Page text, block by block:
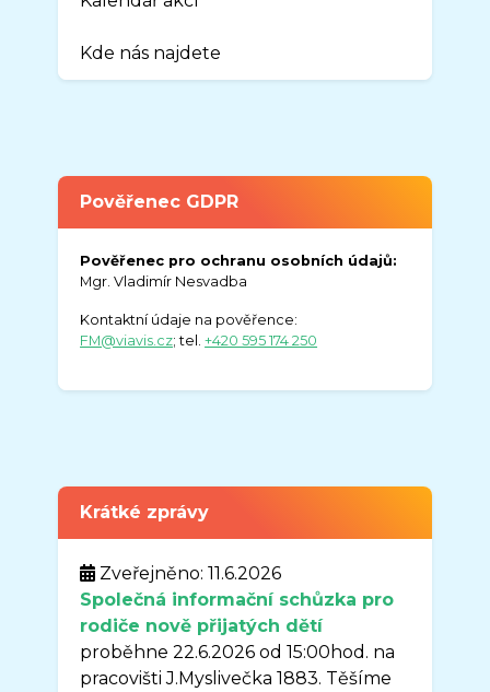
Kde nás najdete
Pověřenec GDPR
Pověřenec pro ochranu osobních údajů:
Mgr. Vladimír Nesvadba
Kontaktní údaje na pověřence:
FM@viavis.cz; tel.+420 595 174 250
Krátké zprávy
Zveřejněno: 11.6.2026
Společná informační schůzka pro
rodiče nově přijatých dětí
proběhne 22.6.2026 od 15:00hod. na
pracovišti J.Myslivečka 1883. Těšíme